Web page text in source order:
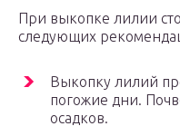
При выкопке лилии
следующих
Выкопку лилий
погожие дни.
осадков.